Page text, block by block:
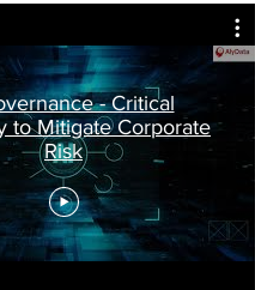
- Critical
to Mitigate Corporate
Risk